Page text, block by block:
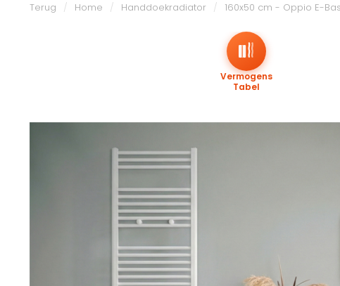
Terug / Home / Handdoekradiator / 160x50 cm - Oppio E-
Vermogens
Tabel